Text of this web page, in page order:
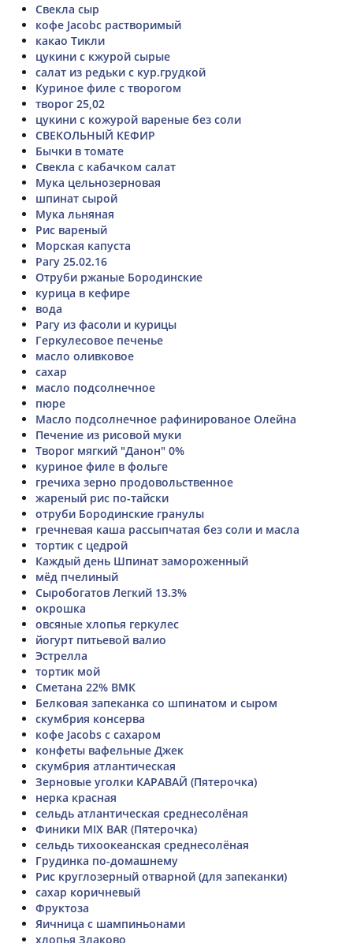
Свекла сыр
кофе Jacobc растворимый
какао Тикли
цукини с кжурой сырые
салат из редьки с кур.грудкой
Куриное филе с творогом
творог 25,02
цукини с кожурой вареные без соли
СВЕКОЛЬНЫЙ КЕФИР
Бычки в томате
Свекла с кабачком салат
Мука цельнозерновая
шпинат сырой
Мука льняная
Рис вареный
Морская капуста
Рагу 25.02.16
Отруби ржаные Бородинские
курица в кефире
вода
Рагу из фасоли и курицы
Геркулесовое печенье
масло оливковое
сахар
масло подсолнечное
пюре
Масло подсолнечное рафинированое Олейна
Печение из рисовой муки
Творог мягкий "Данон" 0%
куриное филе в фольге
гречиха зерно продовольственное
жареный рис по-тайски
отруби Бородинские гранулы
гречневая каша рассыпчатая без соли и масла
тортик с цедрой
Каждый день Шпинат замороженный
мёд пчелиный
Сыробогатов Легкий 13.3%
окрошка
овсяные хлопья геркулес
йогурт питьевой валио
Эстрелла
тортик мой
Сметана 22% ВМК
Белковая запеканка со шпинатом и сыром
скумбрия консерва
кофе Jacobs с сахаром
конфеты вафельные Джек
скумбрия атлантическая
Зерновые уголки КАРАВАЙ (Пятерочка)
нерка красная
сельдь атлантическая среднесолёная
Финики MIX BAR (Пятерочка)
сельдь тихоокеанская среднесолёная
Грудинка по-домашнему
Рис круглозерный отварной (для запеканки)
сахар коричневый
Фруктоза
Яичница с шампиньонами
хлопья Злаково